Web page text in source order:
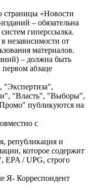
страницы «Новости
– обязательна
гиперссылка.
независимости от
материалов.
– должна быть
абзаце
"Власть", "Выборы",
публикуются на
с
републикация и
которое содержит
EPA / UPG, строго
Я- Корреспондент